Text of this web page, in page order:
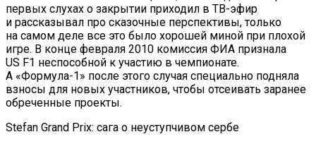
первых слухах о закрытии приходил в ТВ-эфир
и рассказывал про сказочные перспективы, только
на самом деле все это было хорошей миной при плохой
игре. В конце февраля 2010 комиссия ФИА признала
US F1 неспособной к участию в чемпионате.
А «Формула-1» после этого случая специально подняла
взносы для новых участников, чтобы отсеивать заранее
обреченные проекты.
Stefan Grand Prix: сага о неуступчивом сербе